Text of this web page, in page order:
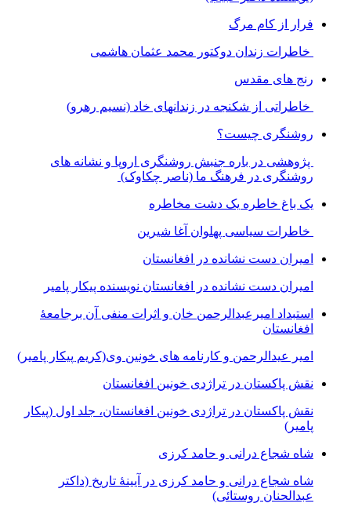
فرار از کام مرگ
خاطرات زندان دوکتور محمد عثمان هاشمی
رنج های مقدس
خاطراتی از شکنجه در زندانهای خاد (نسیم رهرو)
روشنگری چیست؟
پژوهشی در باره جنبش روشنگری اروپا و نشانه های
روشنگری در فرهنگ ما (ناصر چکاوک)
یک باغ خاطره یک دشت مخاطره
خاطرات سیاسی پهلوان آغا شیرین
امیران دست نشانده در افغانستان
امیران دست نشانده در افغانستان نویسنده پیکار پامیر
استبداد امیرعبدالرحمن خان و اثرات منفی آن برجامعۀ
افغانستان
امیر عیدالرحمن و کارنامه های خونین وی(کریم پیکار پامیر)
نقش پاکستان در تراژدی خونین افغانستان
نقش پاکستان در تراژدی خونین افغانستان، جلد اول (پیکار
پامیر)
شاه شجاع درانی و حامد کرزی
شاه شجاع درانی و حامد کرزی در آیینۀ تاریخ (داکتر
عبدالحنان روستائی)